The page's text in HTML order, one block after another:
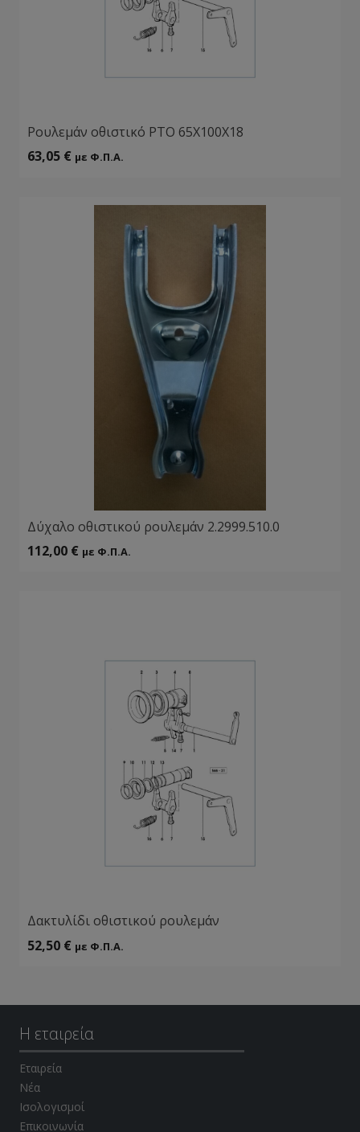
Ρουλεμάν οθιστικό ΡΤΟ 65Χ100Χ18
63,05 € με Φ.Π.Α.
Δύχαλο οθιστικού ρουλεμάν 2.2999.510.0
112,00 € με Φ.Π.Α.
Δακτυλίδι οθιστικού ρουλεμάν
52,50 € με Φ.Π.Α.
Η εταιρεία
Εταιρεία
Νέα
Ισολογισμοί
Επικοινωνία